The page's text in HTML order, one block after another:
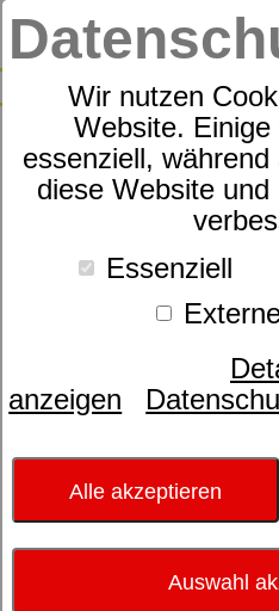
Wir nutzen
Website.
essenziell,
diese Website
Essenziell
anzeigen
Alle akzeptieren
Auswahl
Sympathica